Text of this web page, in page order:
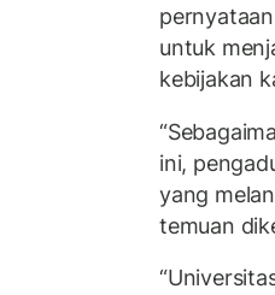
untuk
kebijakan
ini,
yang
temuan